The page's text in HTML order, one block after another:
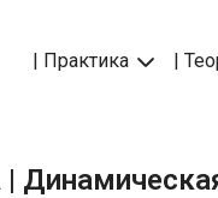
| Практика |
|